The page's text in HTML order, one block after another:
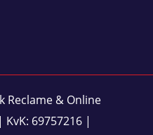
Reclame & Online
69757216 |